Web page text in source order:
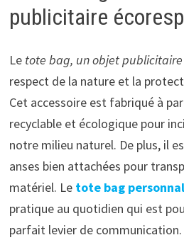
publicitaire
Le tote bag, un objet
respect de la nature et la
Cet accessoire est fabriqué à
recyclable et écologique pour
notre milieu naturel. De plus, il
anses bien attachées pour
matériel. Le tote bag
pratique au quotidien qui est
parfait levier de communication.